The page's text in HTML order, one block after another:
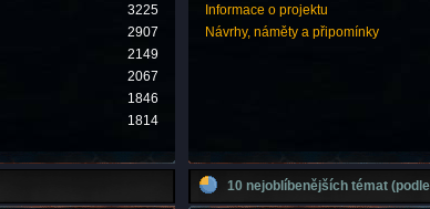
3225
2907
2149
2067
1846
1814
Informace o projektu
Návrhy, náměty a připomínky
10 nejoblíbenějších témat